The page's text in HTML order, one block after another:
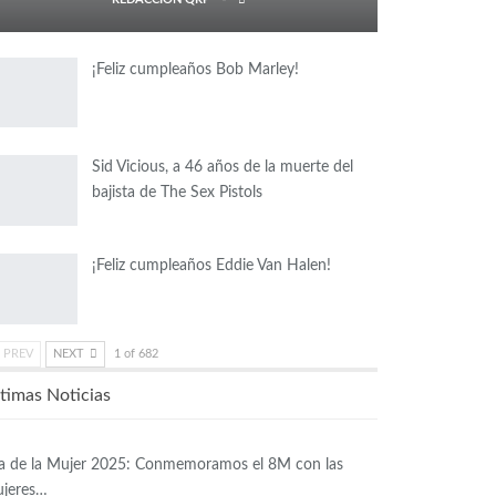
¡Feliz cumpleaños Bob Marley!
Sid Vicious, a 46 años de la muerte del
bajista de The Sex Pistols
¡Feliz cumpleaños Eddie Van Halen!
PREV NEXT 1 of 682
Noticias
de la Mujer 2025: Conmemoramos el 8M con las